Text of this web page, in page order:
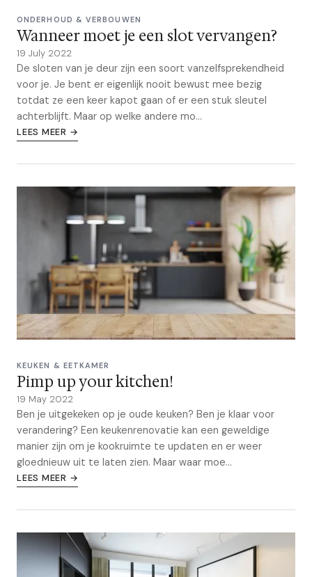
ONDERHOUD & VERBOUWEN
Wanneer moet je een slot vervangen?
19 July 2022
De sloten van je deur zijn een soort vanzelfsprekendheid
voor je. Je bent er eigenlijk nooit bewust mee bezig
totdat ze een keer kapot gaan of er een stuk sleutel
achterblijft. Maar op welke andere mo...
LEES MEER →
KEUKEN & EETKAMER
Pimp up your kitchen!
19 May 2022
Ben je uitgekeken op je oude keuken? Ben je klaar voor
verandering? Een keukenrenovatie kan een geweldige
manier zijn om je kookruimte te updaten en er weer
gloednieuw uit te laten zien. Maar waar moe...
LEES MEER →